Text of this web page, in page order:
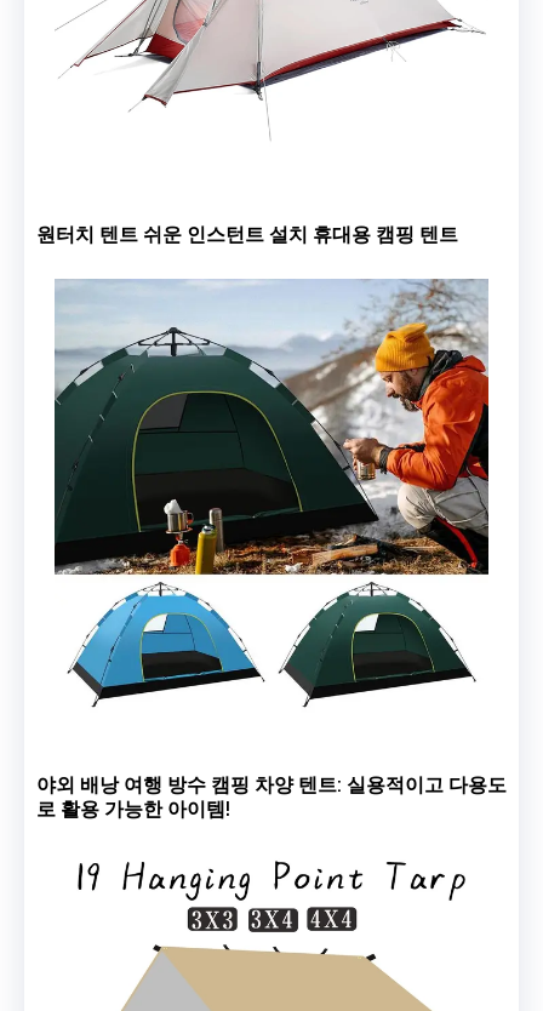
원터치 텐트 쉬운 인스턴트 설치 휴대용 캠핑 텐트
야외 배낭 여행 방수 캠핑 차양 텐트: 실용적이고 다용도
로 활용 가능한 아이템!